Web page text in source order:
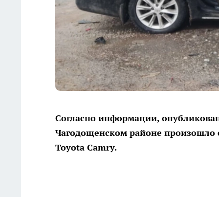
Согласно информации,
Чагодощенском районе произошло
Toyota Camry.